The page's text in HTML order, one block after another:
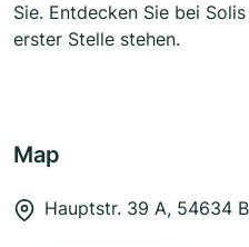
Sie. Entdecken Sie bei
erster Stelle stehen.
Map
Hauptstr. 39 A, 54634